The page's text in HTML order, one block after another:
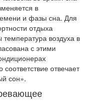
в
и фазы сна. Для
отдыха
воздуха в
с этими
отвечает
сон».